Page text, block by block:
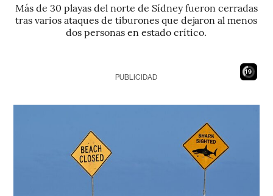
Más de 30 playas del norte de Sídney fueron cerradas
tras varios ataques de tiburones que dejaron al menos
dos personas en estado crítico.
18
PUBLICIDAD